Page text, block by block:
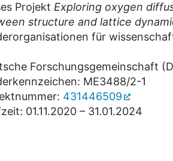
Projekt Exploring oxygen
structure and lattice
für
Forschungsgemeinschaft
ME3488/2-1
431446509
01.11.2020 – 31.01.2024